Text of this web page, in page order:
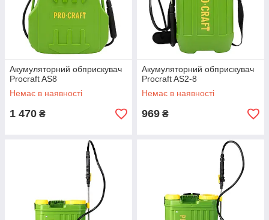
Акумуляторний обприскувач
Procraft AS8
Немає в наявності
1 470 ₴
Акумуляторний обприскувач
Procraft AS2-8
Немає в наявності
969 ₴